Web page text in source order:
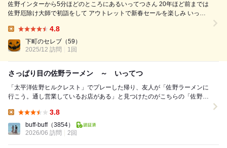
佐野インターから5分ほどのところにあるいってつさん 20年ほど前までは
佐野厄除け大師で初詣をして アウトレットで新春セールを楽しみ いって
し運転で来たので6年ぶり。 今回はまた車を買い替えることになったので
ラストドライブ...
4.8
下町のセレブ （59）
2025/12 訪問
1回
さっぱり目の佐野ラーメン ～ いってつ
「太平洋佐野ヒルクレスト」でプレーした帰り、友人が「佐野ラーメンに
行こう。通し営業しているお店がある」と見つけたのがこちらの「佐野ラ
3.8
buff-buff （3854）
2026/06 訪問
2回